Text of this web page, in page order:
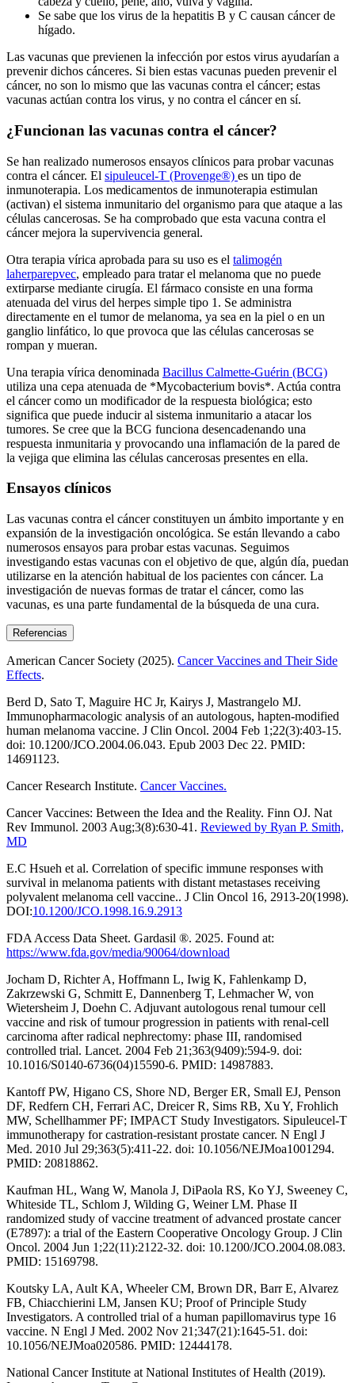
Se sabe que los virus de la hepatitis B y C causan cáncer de
hígado.
Las vacunas que previenen la infección por estos virus ayudarían a
prevenir dichos cánceres. Si bien estas vacunas pueden prevenir el
cáncer, no son lo mismo que las vacunas contra el cáncer; estas
vacunas actúan contra los virus, y no contra el cáncer en sí.
¿Funcionan las vacunas contra el cáncer?
Se han realizado numerosos ensayos clínicos para probar vacunas
contra el cáncer. El sipuleucel-T (Provenge®) es un tipo de
inmunoterapia. Los medicamentos de inmunoterapia estimulan
(activan) el sistema inmunitario del organismo para que ataque a las
células cancerosas. Se ha comprobado que esta vacuna contra el
cáncer mejora la supervivencia general.
Otra terapia vírica aprobada para su uso es el talimogén
laherparepvec, empleado para tratar el melanoma que no puede
extirparse mediante cirugía. El fármaco consiste en una forma
atenuada del virus del herpes simple tipo 1. Se administra
directamente en el tumor de melanoma, ya sea en la piel o en un
ganglio linfático, lo que provoca que las células cancerosas se
rompan y mueran.
Una terapia vírica denominada Bacillus Calmette-Guérin (BCG)
utiliza una cepa atenuada de *Mycobacterium bovis*. Actúa contra
el cáncer como un modificador de la respuesta biológica; esto
significa que puede inducir al sistema inmunitario a atacar los
tumores. Se cree que la BCG funciona desencadenando una
respuesta inmunitaria y provocando una inflamación de la pared de
la vejiga que elimina las células cancerosas presentes en ella.
Ensayos clínicos
Las vacunas contra el cáncer constituyen un ámbito importante y en
expansión de la investigación oncológica. Se están llevando a cabo
numerosos ensayos para probar estas vacunas. Seguimos
investigando estas vacunas con el objetivo de que, algún día, puedan
utilizarse en la atención habitual de los pacientes con cáncer. La
investigación de nuevas formas de tratar el cáncer, como las
vacunas, es una parte fundamental de la búsqueda de una cura.
Referencias
American Cancer Society (2025). Cancer Vaccines and Their Side
Effects.
Berd D, Sato T, Maguire HC Jr, Kairys J, Mastrangelo MJ.
Immunopharmacologic analysis of an autologous, hapten-modified
human melanoma vaccine. J Clin Oncol. 2004 Feb 1;22(3):403-15.
doi: 10.1200/JCO.2004.06.043. Epub 2003 Dec 22. PMID:
14691123.
Cancer Research Institute. Cancer Vaccines.
Cancer Vaccines: Between the Idea and the Reality. Finn OJ. Nat
Rev Immunol. 2003 Aug;3(8):630-41. Reviewed by Ryan P. Smith,
MD
E.C Hsueh et al. Correlation of specific immune responses with
survival in melanoma patients with distant metastases receiving
polyvalent melanoma cell vaccine.. J Clin Oncol 16, 2913-20(1998).
DOI:10.1200/JCO.1998.16.9.2913
FDA Access Data Sheet. Gardasil ®. 2025. Found at:
https://www.fda.gov/media/90064/download
Jocham D, Richter A, Hoffmann L, Iwig K, Fahlenkamp D,
Zakrzewski G, Schmitt E, Dannenberg T, Lehmacher W, von
Wietersheim J, Doehn C. Adjuvant autologous renal tumour cell
vaccine and risk of tumour progression in patients with renal-cell
carcinoma after radical nephrectomy: phase III, randomised
controlled trial. Lancet. 2004 Feb 21;363(9409):594-9. doi:
10.1016/S0140-6736(04)15590-6. PMID: 14987883.
Kantoff PW, Higano CS, Shore ND, Berger ER, Small EJ, Penson
DF, Redfern CH, Ferrari AC, Dreicer R, Sims RB, Xu Y, Frohlich
MW, Schellhammer PF; IMPACT Study Investigators. Sipuleucel-T
immunotherapy for castration-resistant prostate cancer. N Engl J
Med. 2010 Jul 29;363(5):411-22. doi: 10.1056/NEJMoa1001294.
PMID: 20818862.
Kaufman HL, Wang W, Manola J, DiPaola RS, Ko YJ, Sweeney C,
Whiteside TL, Schlom J, Wilding G, Weiner LM. Phase II
randomized study of vaccine treatment of advanced prostate cancer
(E7897): a trial of the Eastern Cooperative Oncology Group. J Clin
Oncol. 2004 Jun 1;22(11):2122-32. doi: 10.1200/JCO.2004.08.083.
PMID: 15169798.
Koutsky LA, Ault KA, Wheeler CM, Brown DR, Barr E, Alvarez
FB, Chiacchierini LM, Jansen KU; Proof of Principle Study
Investigators. A controlled trial of a human papillomavirus type 16
vaccine. N Engl J Med. 2002 Nov 21;347(21):1645-51. doi:
10.1056/NEJMoa020586. PMID: 12444178.
National Cancer Institute at National Institutes of Health (2019).